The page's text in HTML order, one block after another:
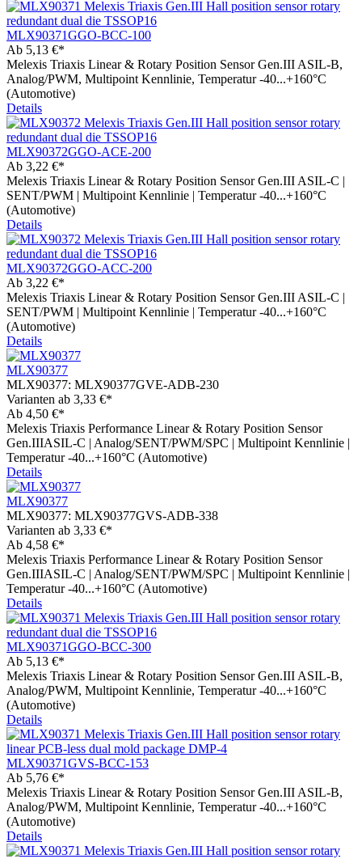
MLX90371GGO-BCC-100
Ab 5,13 €*
Melexis Triaxis Linear & Rotary Position Sensor Gen.III ASIL-B,
Analog/PWM, Multipoint Kennlinie, Temperatur -40...+160°C
(Automotive)
Details
MLX90372GGO-ACE-200
Ab 3,22 €*
Melexis Triaxis Linear & Rotary Position Sensor Gen.III ASIL-C |
SENT/PWM | Multipoint Kennlinie | Temperatur -40...+160°C
(Automotive)
Details
MLX90372GGO-ACC-200
Ab 3,22 €*
Melexis Triaxis Linear & Rotary Position Sensor Gen.III ASIL-C |
SENT/PWM | Multipoint Kennlinie | Temperatur -40...+160°C
(Automotive)
Details
MLX90377
MLX90377: MLX90377GVE-ADB-230
Varianten ab 3,33 €*
Ab 4,50 €*
Melexis Triaxis Performance Linear & Rotary Position Sensor
Gen.IIIASIL-C | Analog/SENT/PWM/SPC | Multipoint Kennlinie |
Temperatur -40...+160°C (Automotive)
Details
MLX90377
MLX90377: MLX90377GVS-ADB-338
Varianten ab 3,33 €*
Ab 4,58 €*
Melexis Triaxis Performance Linear & Rotary Position Sensor
Gen.IIIASIL-C | Analog/SENT/PWM/SPC | Multipoint Kennlinie |
Temperatur -40...+160°C (Automotive)
Details
MLX90371GGO-BCC-300
Ab 5,13 €*
Melexis Triaxis Linear & Rotary Position Sensor Gen.III ASIL-B,
Analog/PWM, Multipoint Kennlinie, Temperatur -40...+160°C
(Automotive)
Details
MLX90371GVS-BCC-153
Ab 5,76 €*
Melexis Triaxis Linear & Rotary Position Sensor Gen.III ASIL-B,
Analog/PWM, Multipoint Kennlinie, Temperatur -40...+160°C
(Automotive)
Details